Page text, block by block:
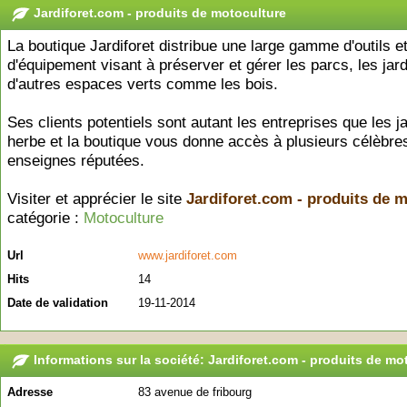
Jardiforet.com - produits de motoculture
La boutique Jardiforet distribue une large gamme d'outils et
d'équipement visant à préserver et gérer les parcs, les
d'autres espaces verts comme les bois.
Ses clients potentiels sont autant les entreprises que les
herbe et la boutique vous donne accès à plusieurs
enseignes réputées.
Visiter et apprécier le site Jardiforet.com - produits de
catégorie : Motoculture
Url
www.jardiforet.com
Hits
14
Date de validation
19-11-2014
Informations sur la société: Jardiforet.com - produits de
Adresse
83 avenue de fribourg